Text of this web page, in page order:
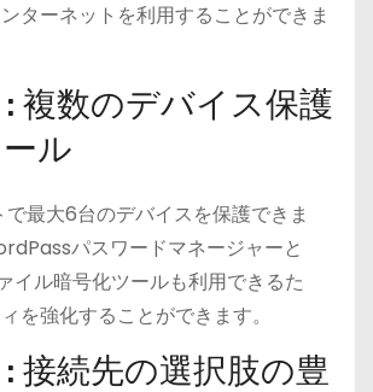
ターネットを利用することができま
複数のデバイス保護
ル
で最大6台のデバイスを保護できま
パスワードマネージャーと
ル暗号化ツールも利用できるた
を強化することができます。
接続先の選択肢の豊